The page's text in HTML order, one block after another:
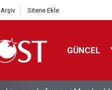
Arşiv Sitene Ekle
GÜNCEL